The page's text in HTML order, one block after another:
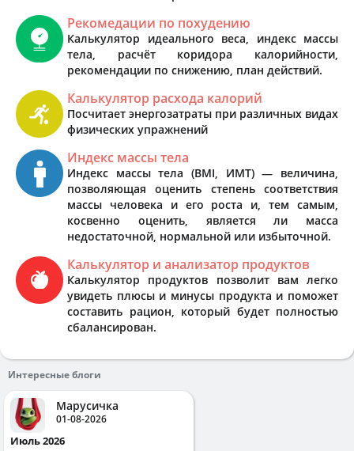
Рекомедации по похудению
Калькулятор идеального веса, индекс массы
тела, расчёт коридора калорийности,
рекомендации по снижению, план действий.
Калькулятор расхода калорий
Посчитает энергозатраты при различных видах
физических упражнений
Индекс массы тела
Индекс массы тела (BMI, ИМТ) — величина,
позволяющая оценить степень соответствия
массы человека и его роста и, тем самым,
косвенно оценить, является ли масса
недостаточной, нормальной или избыточной.
Калькулятор и анализатор продуктов
Калькулятор продуктов позволит вам легко
увидеть плюсы и минусы продукта и поможет
составить рацион, который будет полностью
сбалансирован.
Интересные блоги
Марусичка
01-08-2026
Июль 2026